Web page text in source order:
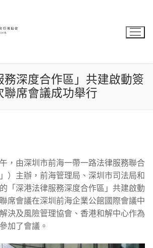
務深度合作區」共建啟動簽
聯席會議成功舉行
，由深圳市前海一帶一路法律服務聯合
）主辦，前海管理局、深圳市司法局和
「深港法律服務深度合作區」共建啟動
席會議在深圳前海企業公館國際會議中
決及風險管理協會、香港和解中心作為
加了會議。